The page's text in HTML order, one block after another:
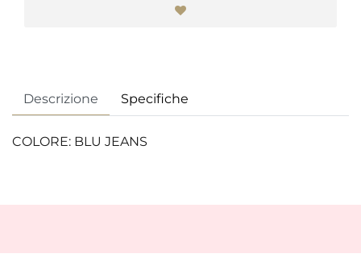
Descrizione Specifiche
COLORE: BLU JEANS